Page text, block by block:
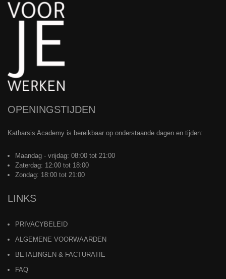
OPENINGSTIJDEN
Katharsis Academy is bereikbaar op onderstaande dagen en tijden:
Maandag - vrijdag: 08:00 tot 21:00
Zaterdag: 12:00 tot 18:00
Zondag: 18:00 tot 21:00
LINKS
PRIVACYBELEID
ALGEMENE VOORWAARDEN
BETALINGEN & FACTURATIE
FAQ